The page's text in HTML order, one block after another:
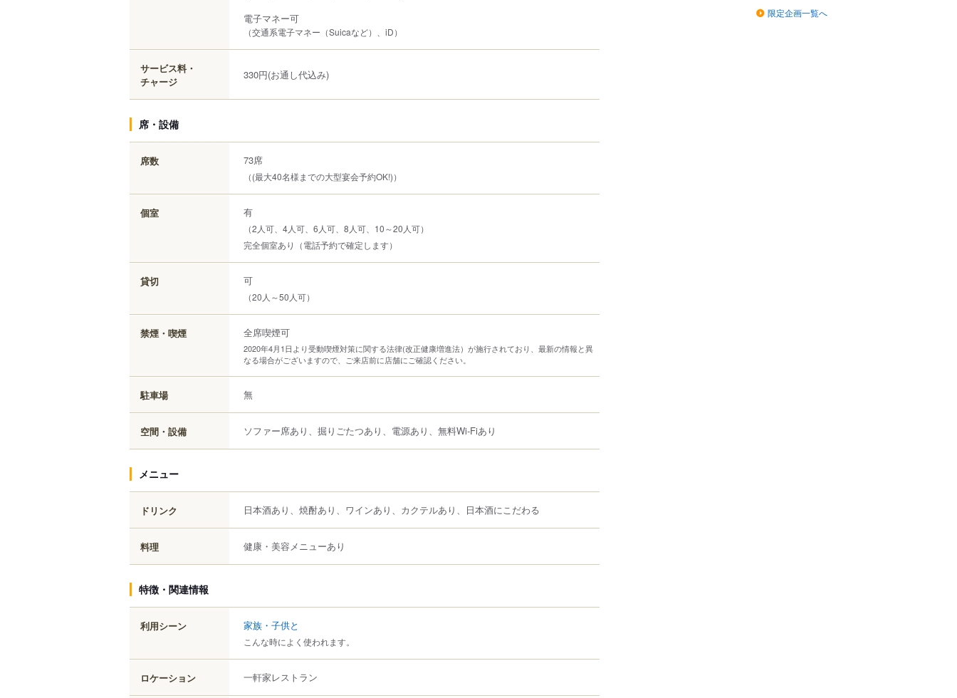
電子マネー可
（交通系電子マネー（Suicaなど）、iD）
サービス料・
チャージ
330円(お通し代込み)
席・設備
席数 73席
（(最大40名様までの大型宴会予約OK!)）
個室 有
（2人可、4人可、6人可、8人可、10～20人可）
完全個室あり（電話予約で確定します）
貸切 可
（20人～50人可）
禁煙・喫煙 全席喫煙可
2020年4月1日より受動喫煙対策に関する法律(改正健康増進法）が施行されており、最新の情報と異
なる場合がございますので、ご来店前に店舗にご確認ください。
駐車場 無
空間・設備 ソファー席あり、掘りごたつあり、電源あり、無料Wi-Fiあり
メニュー
ドリンク 日本酒あり、焼酎あり、ワインあり、カクテルあり、日本酒にこだわる
料理 健康・美容メニューあり
特徴・関連情報
利用シーン 家族・子供と
こんな時によく使われます。
ロケーション 一軒家レストラン
限定企画一覧へ